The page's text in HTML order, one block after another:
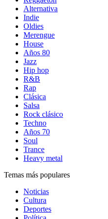
Alternativa
Indie
Oldies
Merengue
House
Años 80
Jazz
Hip hop
R&B
Rap
Clásica
Salsa
Rock clásico
Techno
Años 70
Soul
Trance
Heavy metal
Temas más populares
Noticias
Cultura
Deportes